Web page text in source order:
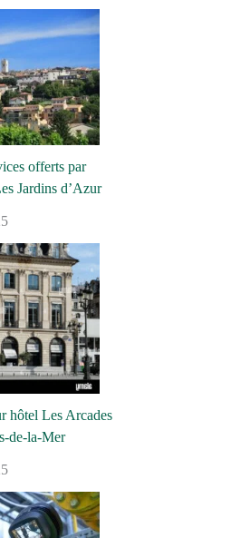
offerts par
Jardins d’Azur
hôtel Les Arcades
de-la-Mer